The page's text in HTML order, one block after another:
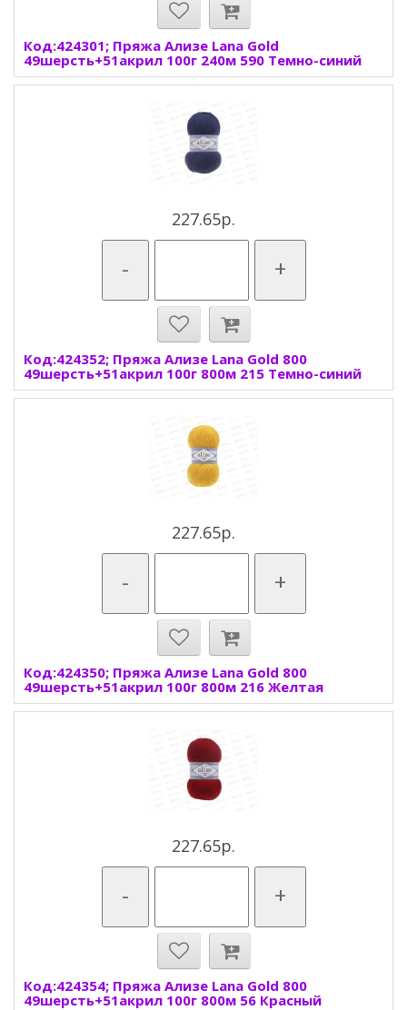
Код:424301; Пряжа Ализе Lana Gold
49шерсть+51акрил 100г 240м 590 Темно-синий
227.65р.
- +
Код:424352; Пряжа Ализе Lana Gold 800
49шерсть+51акрил 100г 800м 215 Темно-синий
227.65р.
- +
Код:424350; Пряжа Ализе Lana Gold 800
49шерсть+51акрил 100г 800м 216 Желтая
227.65р.
- +
Код:424354; Пряжа Ализе Lana Gold 800
49шерсть+51акрил 100г 800м 56 Красный